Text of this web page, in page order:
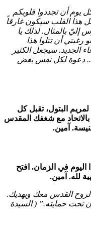
كل يوم أن تجددوا قلوبكم
هذا القلب سيكون غارقاً
بالمثال. لذلك يا
رغبتي أن تتلوا هذا
الجديد. سيجعل الكثير
دعوة لكل نفس بغض
البتول، تقبل كل
بالاتحاد مع شغفك المقدس
آمين.
في الزمان. افتح
لله. آمين.
القدس معك ويهديك.
تحت حمايته.” (السيدة